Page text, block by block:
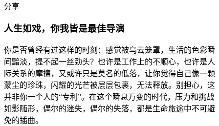
分享
人生如戏，你我皆是最佳导演
你是否曾经有过这样的时刻：感觉被乌云笼罩，生活的色彩瞬
间黯淡，提不起一丝劲头？也许是工作上的不顺心，也许是人
际关系的摩擦，又或许只是莫名的低落，让你觉得自己像一颗
蒙尘的珍珠，闪耀的光芒被层层包裹，无法释放。别担心，这
并非你一个人的“专利”。在这个瞬息万变的时代，压力和挑战
如影随形，偶尔的迷失，偶尔的失落，都是生命旅途中不可避
免的插曲。